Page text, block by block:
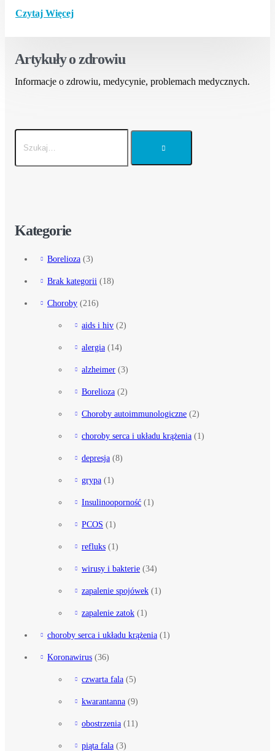
Czytaj Więcej
Artykuły o zdrowiu
Informacje o zdrowiu, medycynie, problemach medycznych.
Kategorie
Borelioza (3)
Brak kategorii (18)
Choroby (216)
aids i hiv (2)
alergia (14)
alzheimer (3)
Borelioza (2)
Choroby autoimmunologiczne (2)
choroby serca i układu krążenia (1)
depresja (8)
grypa (1)
Insulinooporność (1)
PCOS (1)
refluks (1)
wirusy i bakterie (34)
zapalenie spojówek (1)
zapalenie zatok (1)
choroby serca i układu krążenia (1)
Koronawirus (36)
czwarta fala (5)
kwarantanna (9)
obostrzenia (11)
piąta fala (3)